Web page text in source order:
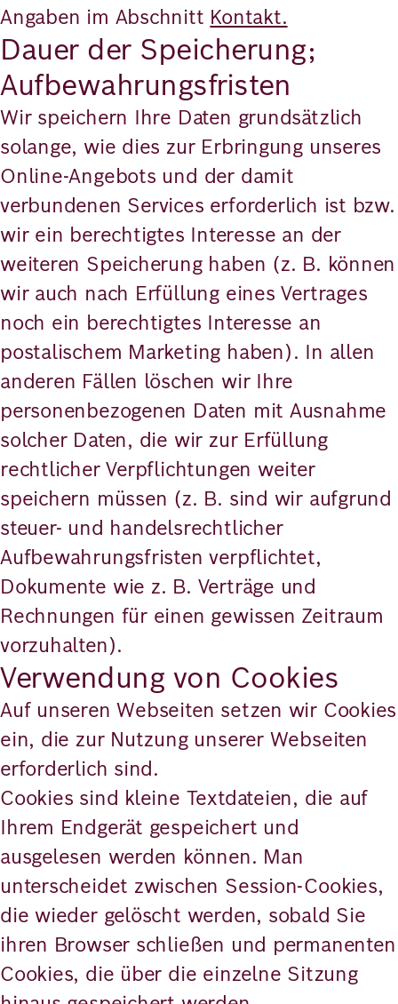
Angaben im Abschnitt Kontakt.
Dauer der Speicherung;
Aufbewahrungsfristen
Wir speichern Ihre Daten grundsätzlich
solange, wie dies zur Erbringung unseres
Online-Angebots und der damit
verbundenen Services erforderlich ist bzw.
wir ein berechtigtes Interesse an der
weiteren Speicherung haben (z. B. können
wir auch nach Erfüllung eines Vertrages
noch ein berechtigtes Interesse an
postalischem Marketing haben). In allen
anderen Fällen löschen wir Ihre
personenbezogenen Daten mit Ausnahme
solcher Daten, die wir zur Erfüllung
rechtlicher Verpflichtungen weiter
speichern müssen (z. B. sind wir aufgrund
steuer- und handelsrechtlicher
Aufbewahrungsfristen verpflichtet,
Dokumente wie z. B. Verträge und
Rechnungen für einen gewissen Zeitraum
vorzuhalten).
Verwendung von Cookies
Auf unseren Webseiten setzen wir Cookies
ein, die zur Nutzung unserer Webseiten
erforderlich sind.
Cookies sind kleine Textdateien, die auf
Ihrem Endgerät gespeichert und
ausgelesen werden können. Man
unterscheidet zwischen Session-Cookies,
die wieder gelöscht werden, sobald Sie
ihren Browser schließen und permanenten
Cookies, die über die einzelne Sitzung